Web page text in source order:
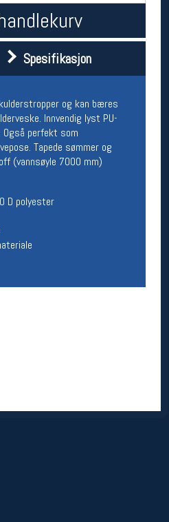
Spesifikasjon
og kan bæres
Innvendig lyst PU-
perfekt som
Tapede sømmer og
(vannsøyle 7000 mm)
D polyester
11-18
11-16
logge inn i
den nederste blå